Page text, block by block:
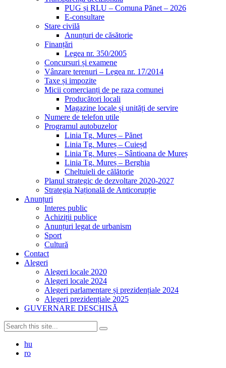
PUG și RLU – Comuna Pănet – 2026
E-consultare
Stare civilă
Anunțuri de căsătorie
Finanțări
Legea nr. 350/2005
Concursuri și examene
Vânzare terenuri – Legea nr. 17/2014
Taxe și impozite
Micii comercianți de pe raza comunei
Producători locali
Magazine locale și unități de servire
Numere de telefon utile
Programul autobuzelor
Linia Tg. Mureș – Pănet
Linia Tg. Mureș – Cuieșd
Linia Tg. Mureș – Sântioana de Mureș
Linia Tg. Mureș – Berghia
Cheltuieli de călătorie
Planul strategic de dezvoltare 2020-2027
Strategia Națională de Anticorupție
Anunțuri
Interes public
Achiziții publice
Anunțuri legat de urbanism
Sport
Cultură
Contact
Alegeri
Alegeri locale 2020
Alegeri locale 2024
Alegeri parlamentare și prezidențiale 2024
Alegeri prezidențiale 2025
GUVERNARE DESCHISĂ
hu
ro